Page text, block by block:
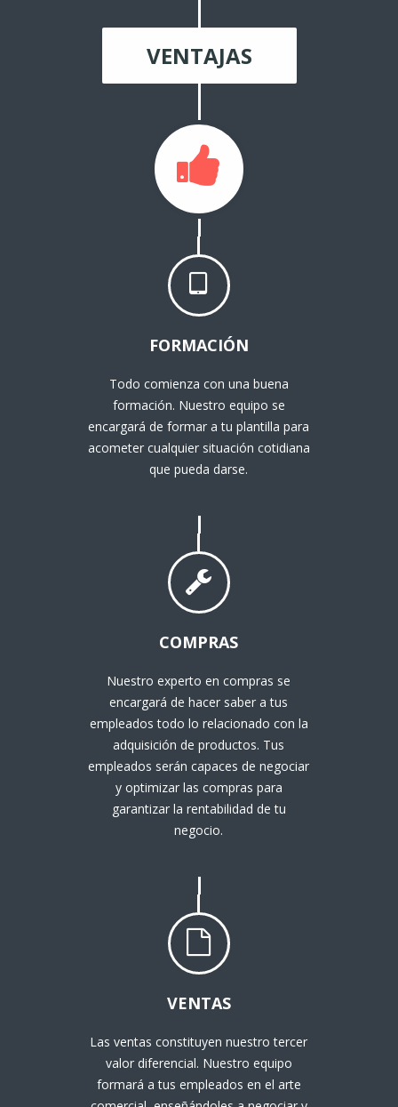
VENTAJAS
FORMACIÓN
Todo comienza con una buena
formación. Nuestro equipo se
encargará de formar a tu plantilla para
acometer cualquier situación cotidiana
que pueda darse.
COMPRAS
Nuestro experto en compras se
encargará de hacer saber a tus
empleados todo lo relacionado con la
adquisición de productos. Tus
empleados serán capaces de negociar
y optimizar las compras para
garantizar la rentabilidad de tu
negocio.
VENTAS
Las ventas constituyen nuestro tercer
valor diferencial. Nuestro equipo
formará a tus empleados en el arte